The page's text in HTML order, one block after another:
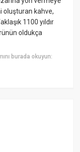
oluşturan kahve,
1100 yıldır
oldukça
burada okuyun: